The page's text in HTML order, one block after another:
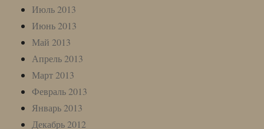
Июль 2013
Июнь 2013
Май 2013
Апрель 2013
Март 2013
Февраль 2013
Январь 2013
Декабрь 2012